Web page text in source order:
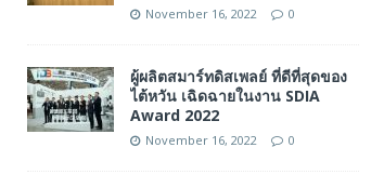
November 16, 2022 0
ผู้ผลิตสมาร์ทดิสเพลย์ ที่ดีที่สุดของ
ไต้หวัน เฉิดฉายในงาน SDIA
Award 2022
November 16, 2022 0